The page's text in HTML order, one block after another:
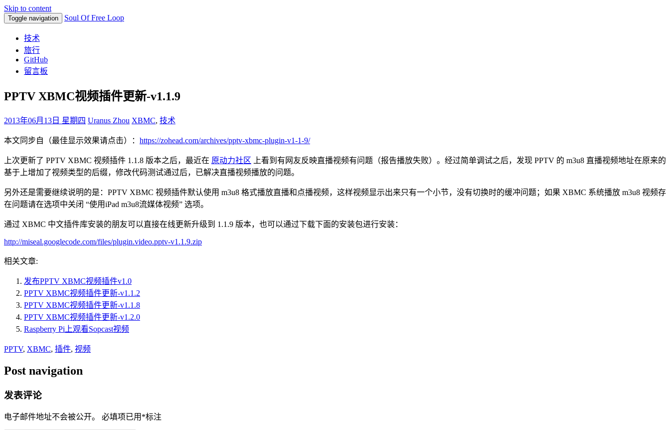
Skip to content
Toggle navigation Soul Of Free Loop
技术
旅行
GitHub
留言板
PPTV XBMC视频插件更新-v1.1.9
2013年06月13日 星期四 Uranus Zhou XBMC, 技术
本文同步自（最佳显示效果请点击）： https://zohead.com/archives/pptv-xbmc-plugin-v1-1-9/
上次更新了 PPTV XBMC 视频插件 1.1.8 版本之后，最近在 原动力社区 上看到有网友反映直播视频有问题（报告播放失败）。经过简单调试之后，发现 PPTV 的 m3u8 直播视频地址在原来的
基于上增加了视频类型的后缀，修改代码测试通过后，已解决直播视频播放的问题。
另外还是需要继续说明的是：PPTV XBMC 视频插件默认使用 m3u8 格式播放直播和点播视频，这样视频显示出来只有一个小节，没有切换时的缓冲问题；如果 XBMC 系统播放 m3u8 视频存
在问题请在选项中关闭 “使用iPad m3u8流媒体视频” 选项。
通过 XBMC 中文插件库安装的朋友可以直接在线更新升级到 1.1.9 版本，也可以通过下载下面的安装包进行安装：
http://miseal.googlecode.com/files/plugin.video.pptv-v1.1.9.zip
相关文章:
发布PPTV XBMC视频插件v1.0
PPTV XBMC视频插件更新-v1.1.2
PPTV XBMC视频插件更新-v1.1.8
PPTV XBMC视频插件更新-v1.2.0
Raspberry Pi上观看Sopcast视频
PPTV, XBMC, 插件, 视频
Post navigation
发表评论
电子邮件地址不会被公开。 必填项已用 *标注